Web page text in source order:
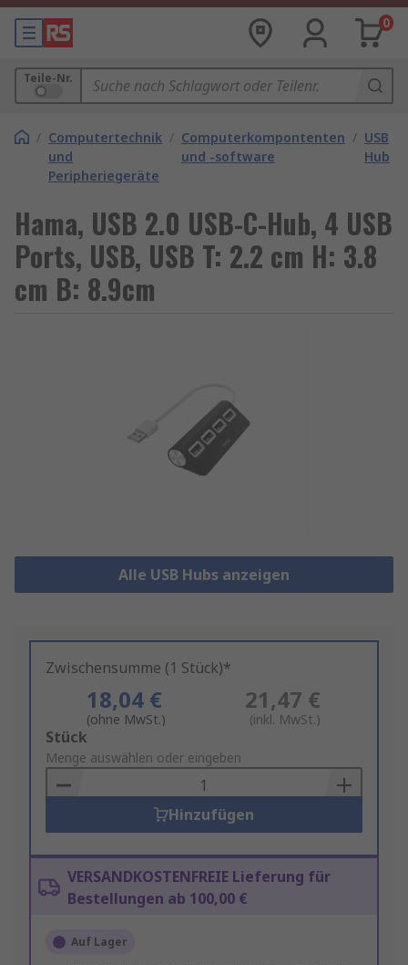
0
Teile-Nr.
/ Computertechnik
und
Peripheriegeräte
/ Computerkompontenten
und -software
/ USB
Hubs
Hama, USB 2.0 USB-C-Hub, 4 USB
Ports, USB, USB T: 2.2 cm H: 3.8
cm B: 8.9cm
Alle USB Hubs anzeigen
Zwischensumme (1 Stück)*
18,04 €
(ohne MwSt.)
21,47 €
(inkl. MwSt.)
Add
to
Basket
Stück
Menge auswählen oder eingeben
Hinzufügen
VERSANDKOSTENFREIE Lieferung für
Bestellungen ab 100,00 €
Auf Lager